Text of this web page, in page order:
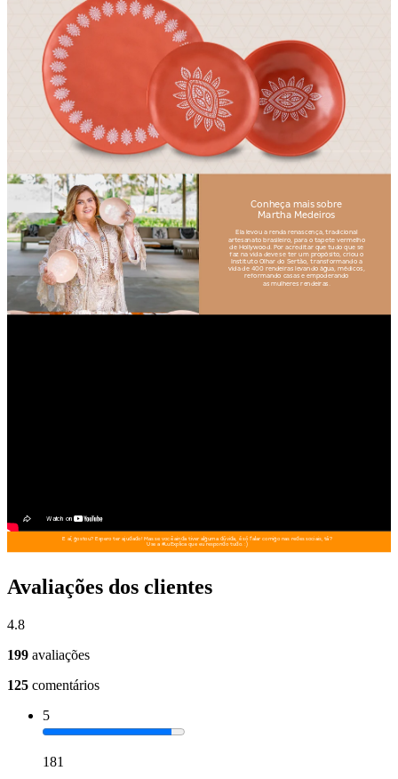
Avaliações dos clientes
4.8
199 avaliações
125 comentários
5
181